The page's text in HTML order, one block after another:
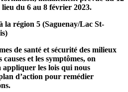
du 6 au 8 février 2023.
la région 5 (Saguenay/Lac St-
de santé et sécurité des milieux
et les symptômes, on
les lois qui nous
d’action pour remédier